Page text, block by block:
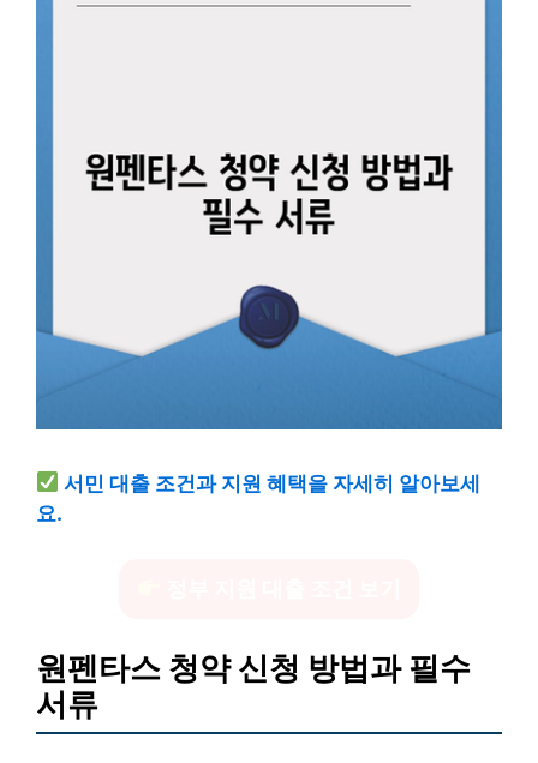
서민 대출 조건과 지원 혜택을 자세히 알아보세
요.
원펜타스 청약 신청 방법과 필수
서류